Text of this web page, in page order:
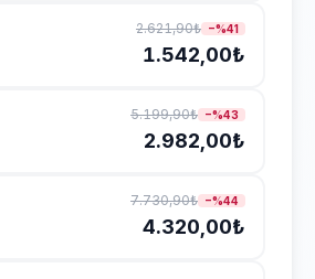
2.621,90₺ −%41
1.542,00₺
5.199,90₺ −%43
2.982,00₺
7.730,90₺ −%44
4.320,00₺